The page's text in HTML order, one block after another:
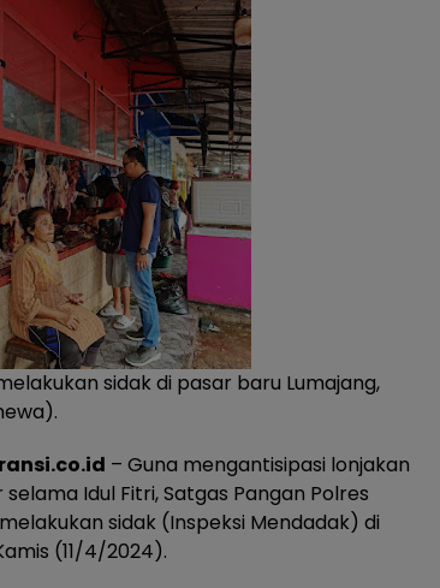
sidak di pasar baru Lumajang,
– Guna mengantisipasi lonjakan
Idul Fitri, Satgas Pangan Polres
sidak (Inspeksi Mendadak) di
(11/4/2024).